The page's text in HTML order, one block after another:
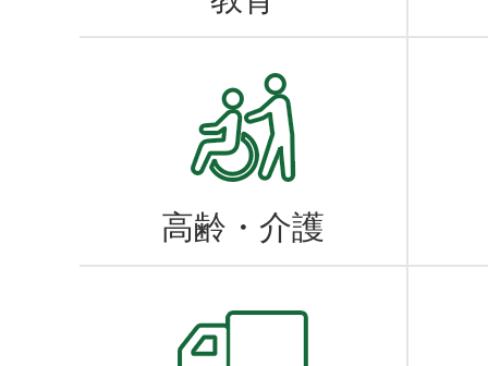
「はこだて若者サポー
張相談会」の開催につ
2026年07月26日
指定暑熱避難施設(クー
高齢・介護